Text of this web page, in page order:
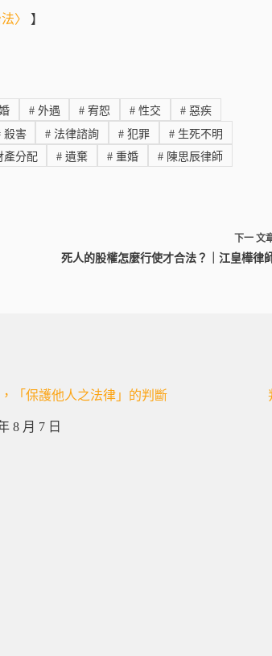
〉 】
#外遇 # 宥恕 # 性交 #惡疾
殺害 # 法律諮詢 # 犯罪 #生死不明
分配 # 遺棄 # 重婚 #陳思辰律師
下一 文
死人的股權怎麼行使才合法？｜江皇樺律
「保護他人之法律」的判斷
8 月 7 日